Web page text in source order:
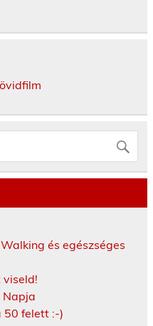
és egészséges
viseld!
Napja
50 felett :-)